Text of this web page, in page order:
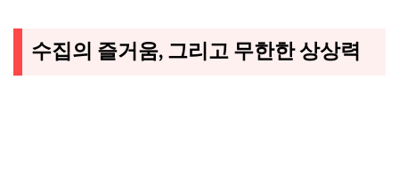
수집의 즐거움, 그리고 무한한 상상력